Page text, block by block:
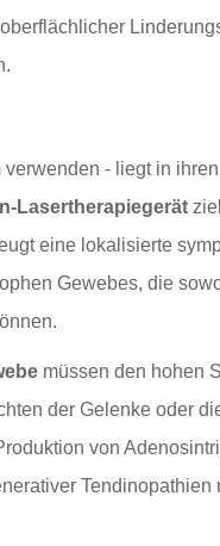
- liegt in
Lasertherapiegerät
eine lokalisierte
Gewebes, die
müssen den hohen
der Gelenke oder
von
Tendinopathien